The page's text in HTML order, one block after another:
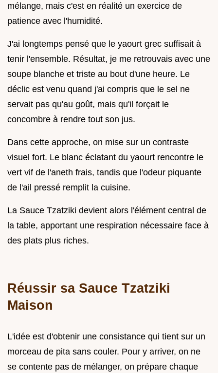
mélange, mais c'est en réalité un exercice de
patience avec l'humidité.
J'ai longtemps pensé que le yaourt grec suffisait à
tenir l'ensemble. Résultat, je me retrouvais avec une
soupe blanche et triste au bout d'une heure. Le
déclic est venu quand j'ai compris que le sel ne
servait pas qu'au goût, mais qu'il forçait le
concombre à rendre tout son jus.
Dans cette approche, on mise sur un contraste
visuel fort. Le blanc éclatant du yaourt rencontre le
vert vif de l'aneth frais, tandis que l'odeur piquante
de l'ail pressé remplit la cuisine.
La Sauce Tzatziki devient alors l'élément central de
la table, apportant une respiration nécessaire face à
des plats plus riches.
Réussir sa Sauce Tzatziki
Maison
L'idée est d'obtenir une consistance qui tient sur un
morceau de pita sans couler. Pour y arriver, on ne
se contente pas de mélanger, on prépare chaque